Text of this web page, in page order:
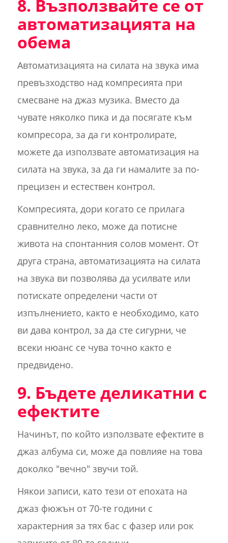
8. Възползвайте се от
автоматизацията на
обема
Автоматизацията на силата на звука има
превъзходство над компресията при
смесване на джаз музика. Вместо да
чувате няколко пика и да посягате към
компресора, за да ги контролирате,
можете да използвате автоматизация на
силата на звука, за да ги намалите за по-
прецизен и естествен контрол.
Компресията, дори когато се прилага
сравнително леко, може да потисне
живота на спонтанния солов момент. От
друга страна, автоматизацията на силата
на звука ви позволява да усилвате или
потискате определени части от
изпълнението, както е необходимо, като
ви дава контрол, за да сте сигурни, че
всеки нюанс се чува точно както е
предвидено.
9. Бъдете деликатни с
ефектите
Начинът, по който използвате ефектите в
джаз албума си, може да повлияе на това
доколко "вечно" звучи той.
Някои записи, като тези от епохата на
джаз фюжън от 70-те години с
характерния за тях бас с фазер или рок